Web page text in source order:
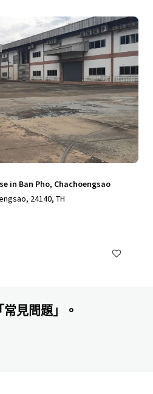
in Ban Pho, Chachoengsao
24140, TH
見問題」。